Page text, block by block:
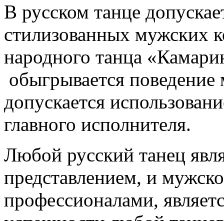
В русском танце
стилизованных мужских
народного танца
обыгрывается
допускается
главного исполнителя.
Любой русский танец
представлением, и
профессионалами,